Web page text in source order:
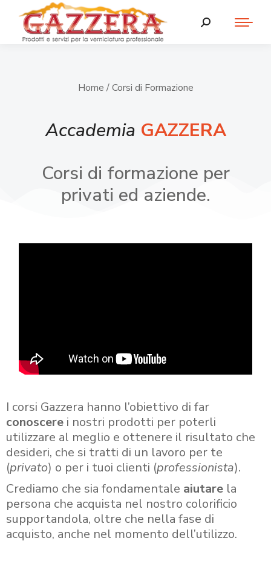
Home / Corsi di Formazione
Accademia GAZZERA
Corsi di formazione per
privati ed aziende.
I corsi Gazzera hanno l’obiettivo di far
conoscere i nostri prodotti per poterli
utilizzare al meglio e ottenere il risultato che
desideri, che si tratti di un lavoro per te
(privato) o per i tuoi clienti (professionista).
Crediamo che sia fondamentale aiutare la
persona che acquista nel nostro colorificio
supportandola, oltre che nella fase di
acquisto, anche nel momento dell’utilizzo.